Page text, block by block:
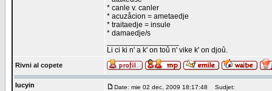
* canle v. canler
* acuzåcion = ametaedje
* traitaedje = insule
* damaedje/s
Li ci ki n' a k' on toû n' vike k' on djoû.
Rivni al copete
lucyin Date: mie 02 dec, 2009 18:17:48 Sudjet: